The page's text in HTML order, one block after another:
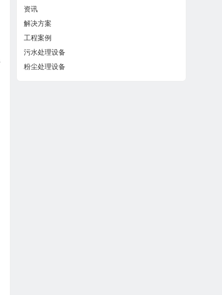
资讯
解决方案
工程案例
污水处理设备
粉尘处理设备